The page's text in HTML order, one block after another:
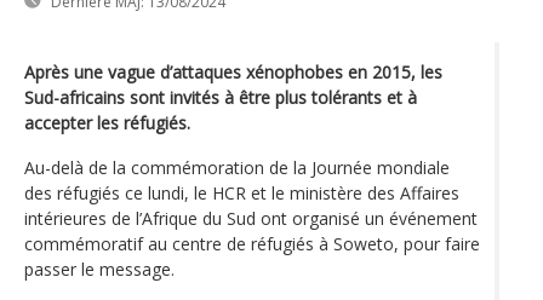
Après une vague d’attaques xénophobes en 2015, les
Sud-africains sont invités à être plus tolérants et à
accepter les réfugiés.
Au-delà de la commémoration de la Journée mondiale
des réfugiés ce lundi, le HCR et le ministère des Affaires
intérieures de l’Afrique du Sud ont organisé un événement
commémoratif au centre de réfugiés à Soweto, pour faire
passer le message.